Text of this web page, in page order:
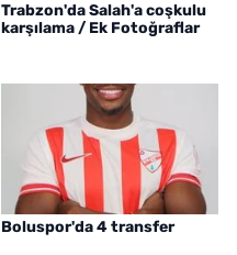
Trabzon'da Salah'a coşkulu
karşılama / Ek Fotoğraflar
Boluspor'da 4 transfer